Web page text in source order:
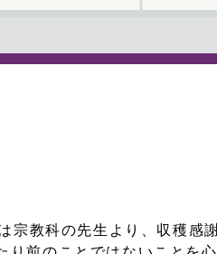
宗教科の先生より、収穫感